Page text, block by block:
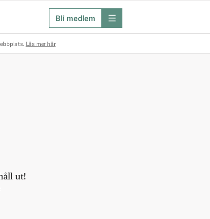
Bli medlem meny
Läs mer här
ut!